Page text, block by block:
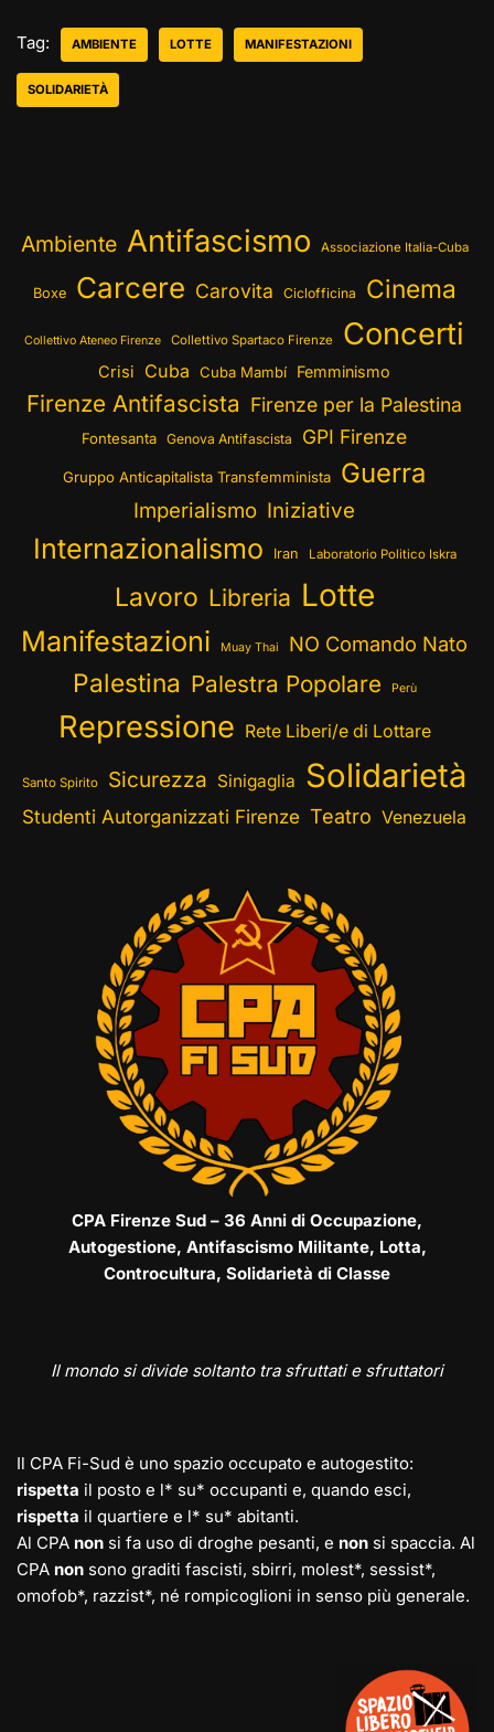
Tag: AMBIENTE LOTTE MANIFESTAZIONI
SOLIDARIETÀ
Ambiente Antifascismo Associazione Italia-Cuba
Boxe Carcere Carovita Ciclofficina Cinema
Collettivo Ateneo Firenze Collettivo Spartaco Firenze Concerti
Crisi Cuba Cuba Mambí Femminismo
Firenze Antifascista Firenze per la Palestina
Fontesanta Genova Antifascista GPI Firenze
Gruppo Anticapitalista Transfemminista Guerra
Imperialismo Iniziative
Internazionalismo Iran Laboratorio Politico Iskra
Lavoro Libreria Lotte
Manifestazioni Muay Thai NO Comando Nato
Palestina Palestra Popolare Perù
Repressione Rete Liberi/e di Lottare
Santo Spirito Sicurezza Sinigaglia Solidarietà
Studenti Autorganizzati Firenze Teatro Venezuela
CPA Firenze Sud – 36 Anni di Occupazione,
Autogestione, Antifascismo Militante, Lotta,
Controcultura, Solidarietà di Classe
Il mondo si divide soltanto tra sfruttati e sfruttatori
Il CPA Fi-Sud è uno spazio occupato e autogestito:
rispetta il posto e l* su* occupanti e, quando esci,
rispetta il quartiere e l* su* abitanti.
Al CPA non si fa uso di droghe pesanti, e non si spaccia. Al
CPA non sono graditi fascisti, sbirri, molest*, sessist*,
omofob*, razzist*, né rompicoglioni in senso più generale.